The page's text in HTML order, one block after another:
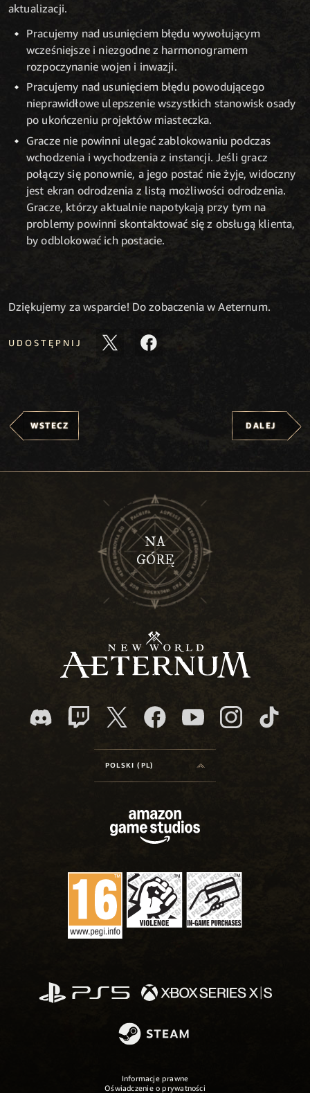
aktualizacji.
Pracujemy nad usunięciem błędu wywołującym
wcześniejsze i niezgodne z harmonogramem
rozpoczynanie wojen i inwazji.
Pracujemy nad usunięciem błędu powodującego
nieprawidłowe ulepszenie wszystkich stanowisk osady
po ukończeniu projektów miasteczka.
Gracze nie powinni ulegać zablokowaniu podczas
wchodzenia i wychodzenia z instancji. Jeśli gracz
połączy się ponownie, a jego postać nie żyje, widoczny
jest ekran odrodzenia z listą możliwości odrodzenia.
Gracze, którzy aktualnie napotykają przy tym na
problemy powinni skontaktować się z obsługą klienta,
by odblokować ich postacie.
Dziękujemy za wsparcie! Do zobaczenia w Aeternum.
UDOSTĘPNIJ
WSTECZ DALEJ
NA
GÓRĘ
POLSKI (PL)
Informacje prawne
Oświadczenie o prywatności